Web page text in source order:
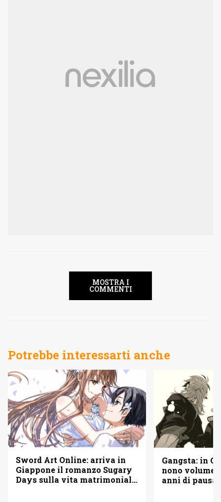
MOSTRA I
COMMENTI
Potrebbe interessarti anche
Sword Art Online: arriva in
Giappone il romanzo Sugary
Days sulla vita matrimoniale
Gangsta: in
nono volume
anni di pausa